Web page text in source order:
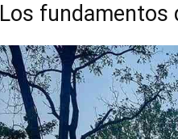
Los fundamentos